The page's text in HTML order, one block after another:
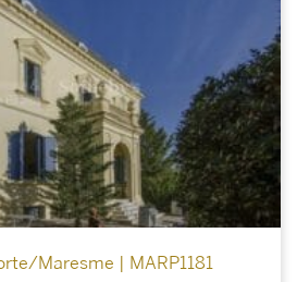
Maresme | MARP1181